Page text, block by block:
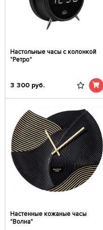
Настольные часы с колонкой
"Ретро"
3 300 руб.
Настенные кожаные часы
"Волна"